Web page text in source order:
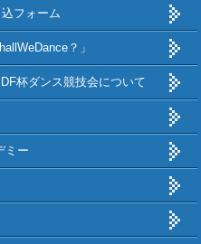
フォーム
？」
杯ダンス競技会について
ミー